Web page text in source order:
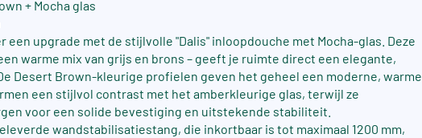
+ Mocha glas
een upgrade met de stijlvolle "Dalis" inloopdouche met Mocha-glas. Deze
warme mix van grijs en brons – geeft je ruimte direct een elegante,
Desert Brown-kleurige profielen geven het geheel een moderne, warme
een stijlvol contrast met het amberkleurige glas, terwijl ze
voor een solide bevestiging en uitstekende stabiliteit.
wandstabilisatiestang, die inkortbaar is tot maximaal 1200 mm,